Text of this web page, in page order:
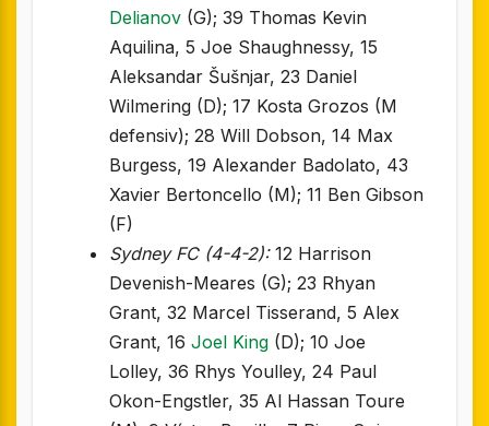
Delianov (G); 39 Thomas Kevin
Aquilina, 5 Joe Shaughnessy, 15
Aleksandar Šušnjar, 23 Daniel
Wilmering (D); 17 Kosta Grozos (M
defensiv); 28 Will Dobson, 14 Max
Burgess, 19 Alexander Badolato, 43
Xavier Bertoncello (M); 11 Ben Gibson
(F)
Sydney FC (4-4-2):12 Harrison
Devenish-Meares (G); 23 Rhyan
Grant, 32 Marcel Tisserand, 5 Alex
Grant, 16 Joel King (D); 10 Joe
Lolley, 36 Rhys Youlley, 24 Paul
Okon-Engstler, 35 Al Hassan Toure